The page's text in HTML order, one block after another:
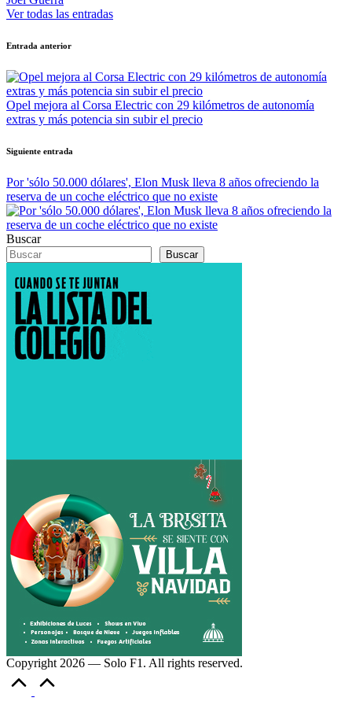
Ver todas las entradas
Navegación
de
entradas
Entrada anterior
Opel mejora al Corsa Electric con 29 kilómetros de autonomía
extras y más potencia sin subir el precio
Siguiente entrada
Por 'sólo 50.000 dólares', Elon Musk lleva 8 años ofreciendo la
reserva de un coche eléctrico que no existe
Buscar
Buscar
Copyright 2026 — Solo F1. All rights reserved.